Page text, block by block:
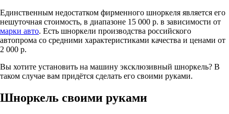
Единственным недостатком фирменного шноркеля является его
нешуточная стоимость, в диапазоне 15 000 р. в зависимости от
марки авто. Есть шноркели производства российского
автопрома со средними характеристиками качества и ценами от
2 000 р.
Вы хотите установить на машину эксклюзивный шноркель? В
таком случае вам придётся сделать его своими руками.
Шноркель своими руками